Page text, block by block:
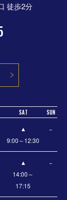
徒歩2分
SAT SUN
▲
9:00～12:30
−
▲
14:00～
17:15
−